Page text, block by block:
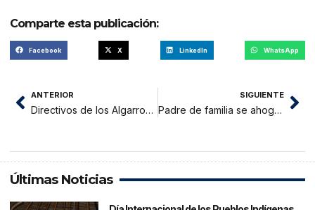
Comparte esta publicación:
Facebook X LinkedIn WhatsApp
ANTERIOR
Directivos de los Algarrobos se reunieron con alcalde
SIGUIENTE
Padre de familia se ahoga mientras pescaba en el sector Chumía
Últimas Noticias